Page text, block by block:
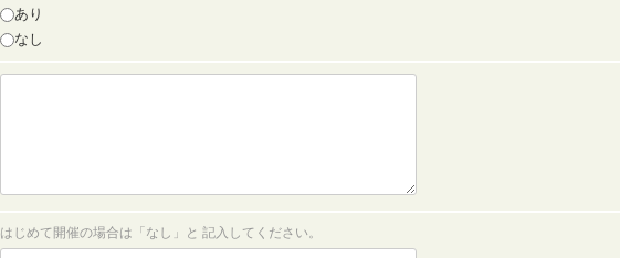
あり
なし
はじめて開催の場合は「なし」と 記入してください。